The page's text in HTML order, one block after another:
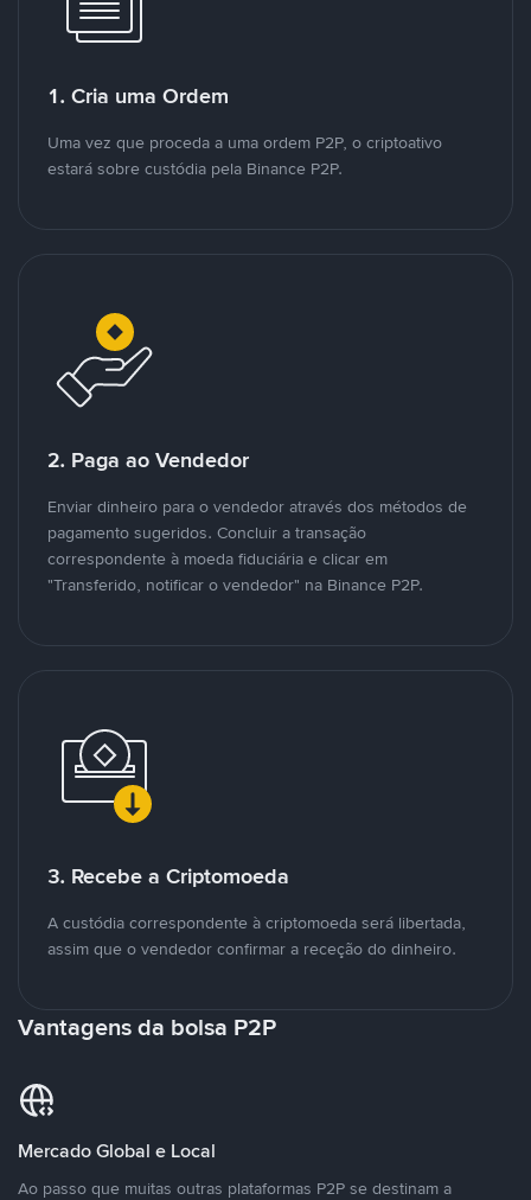
1. Cria uma Ordem
Uma vez que proceda a uma ordem P2P, o criptoativo
estará sobre custódia pela Binance P2P.
2. Paga ao Vendedor
Enviar dinheiro para o vendedor através dos métodos de
pagamento sugeridos. Concluir a transação
correspondente à moeda fiduciária e clicar em
"Transferido, notificar o vendedor" na Binance P2P.
3. Recebe a Criptomoeda
A custódia correspondente à criptomoeda será libertada,
assim que o vendedor confirmar a receção do dinheiro.
Vantagens da bolsa P2P
Mercado Global e Local
Ao passo que muitas outras plataformas P2P se destinam a